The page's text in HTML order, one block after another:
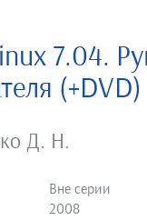
7.04.
(+DVD)
Д. Н.
Вне серии
2008